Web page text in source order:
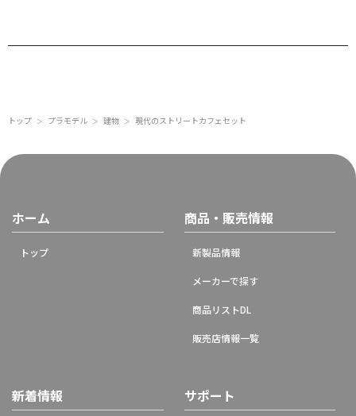
トップ ＞ プラモデル ＞ 建物 ＞ 現代のストリートカフェセット
ホーム
トップ
商品・販売情報
新製品情報
メーカーで探す
商品リストDL
販売店情報一覧
新着情報 サポート